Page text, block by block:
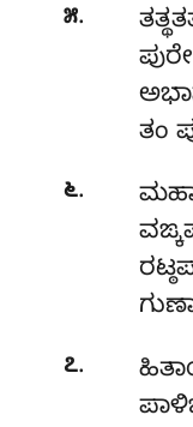
೫.
ತಂ
೬.
೭.